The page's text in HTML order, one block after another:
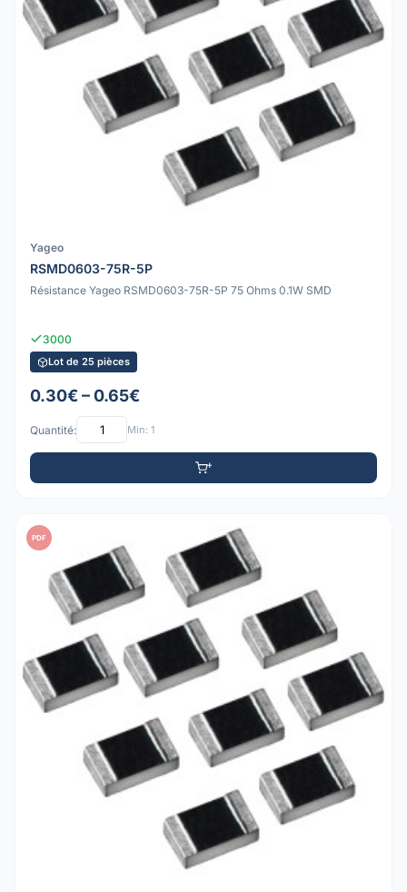
Yageo
RSMD0603-75R-5P
Résistance Yageo RSMD0603-75R-5P 75 Ohms 0.1W SMD
3000
Lot de 25 pièces
0.30€ – 0.65€
Quantité: Min: 1
PDF